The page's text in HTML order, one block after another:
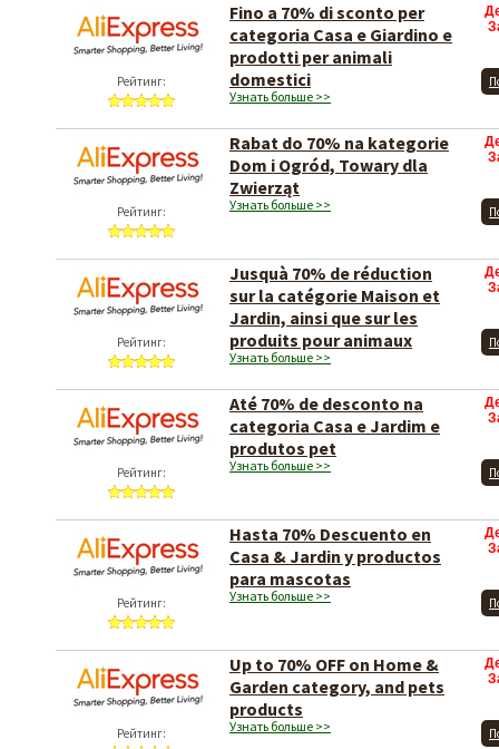
Рейтинг:
Fino a 70% di sconto per
categoria Casa e Giardino e
prodotti per animali
domestici
Узнать больше >>
Рейтинг:
Rabat do 70% na kategorie
Dom i Ogród, Towary dla
Zwierząt
Узнать больше >>
Рейтинг:
Jusquà 70% de réduction
sur la catégorie Maison et
Jardin, ainsi que sur les
produits pour animaux
Узнать больше >>
Рейтинг:
Até 70% de desconto na
categoria Casa e Jardim e
produtos pet
Узнать больше >>
Рейтинг:
Hasta 70% Descuento en
Casa & Jardin y productos
para mascotas
Узнать больше >>
Рейтинг:
Up to 70% OFF on Home &
Garden category, and pets
products
Узнать больше >>